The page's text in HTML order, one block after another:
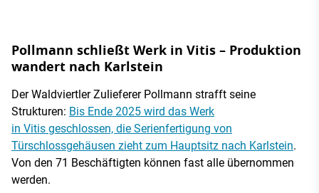
Pollmann schließt Werk in Vitis – Produktion
wandert nach Karlstein
Der Waldviertler Zulieferer Pollmann strafft seine
Strukturen: Bis Ende 2025 wird das Werk
in Vitis geschlossen, die Serienfertigung von
Türschlossgehäusen zieht zum Hauptsitz nach Karlstein.
Von den 71 Beschäftigten können fast alle übernommen
werden.